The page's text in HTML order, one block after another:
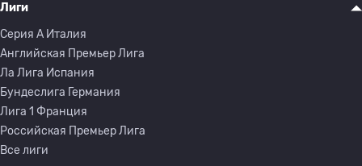
Лиги
Серия A Италия
Английская Премьер Лига
Ла Лига Испания
Бундеслига Германия
Лига 1 Франция
Российская Премьер Лига
Все лиги